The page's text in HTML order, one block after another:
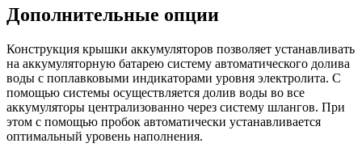
Дополнительные опции
Конструкция крышки аккумуляторов позволяет устанавливать
на аккумуляторную батарею систему автоматического долива
воды с поплавковыми индикаторами уровня электролита. С
помощью системы осуществляется долив воды во все
аккумуляторы централизованно через систему шлангов. При
этом с помощью пробок автоматически устанавливается
оптимальный уровень наполнения.